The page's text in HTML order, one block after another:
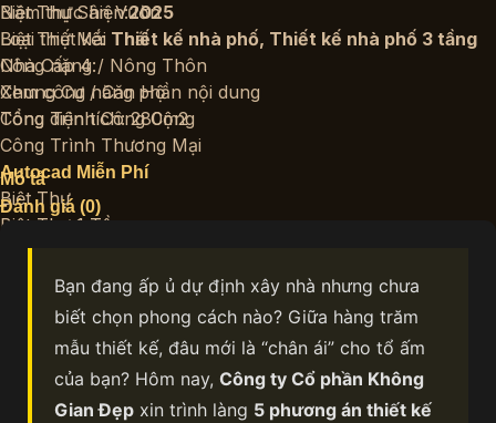
Biệt Thự Sân Vườn
Biệt Thự Mái Thái
Nhà Cấp 4 / Nông Thôn
Chung Cư / Căn Hộ
Công Trình Công Cộng
Công Trình Thương Mại
Autocad Miễn Phí
Biệt Thự
Biệt Thự 1 Tầng
Biệt Thự 2 Tầng
Biệt Thự 3 Tầng Trở Lên
Nhà Phố
Nhà Phố 1 Tầng
Nhà Phố 2 Tầng
Nhà Phố 3 Tầng
Nhà Phố 4 Tầng Trở Lên
Năm thực hiện:2025
Loại thiết kế: Thiết kế nhà phố, Thiết kế nhà phố 3 tầng
Công năng:
Xem công năng phần nội dung
Tổng diện tích: 280m2
Mô tả
Đánh giá (0)
Bạn đang ấp ủ dự định xây nhà nhưng chưa
biết chọn phong cách nào? Giữa hàng trăm
mẫu thiết kế, đâu mới là “chân ái” cho tổ ấm
của bạn? Hôm nay, Công ty Cổ phần Không
Gian Đẹp xin trình làng 5 phương án thiết kế